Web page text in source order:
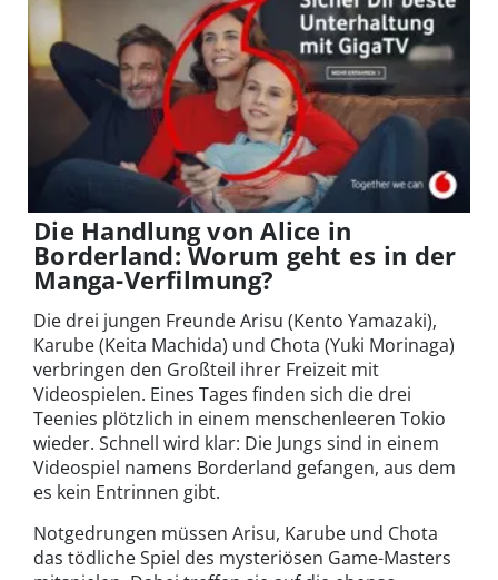
Die Handlung von Alice in
Borderland: Worum geht es in der
Manga-Verfilmung?
Die drei jungen Freunde Arisu (Kento Yamazaki),
Karube (Keita Machida) und Chota (Yuki Morinaga)
verbringen den Großteil ihrer Freizeit mit
Videospielen. Eines Tages finden sich die drei
Teenies plötzlich in einem menschenleeren Tokio
wieder. Schnell wird klar: Die Jungs sind in einem
Videospiel namens Borderland gefangen, aus dem
es kein Entrinnen gibt.
Notgedrungen müssen Arisu, Karube und Chota
das tödliche Spiel des mysteriösen Game-Masters